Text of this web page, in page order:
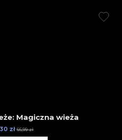
Magiczna wieża
zł 66,99 zł